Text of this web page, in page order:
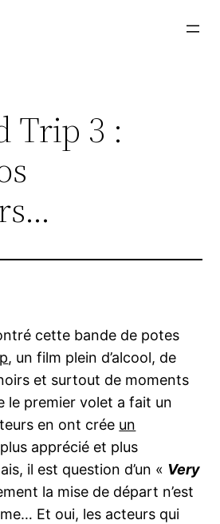
Trip 3 :
cette bande de potes
, un film plein d’alcool, de
et surtout de moments
le premier volet a fait un
en ont crée un
apprécié et plus
il est question d’un « Very
la mise de départ n’est
Et oui, les acteurs qui